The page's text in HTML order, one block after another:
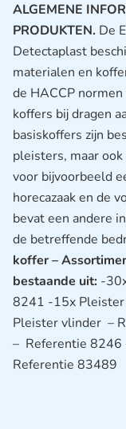
ALGEMENE
PRODUKTEN. De
Detectaplast
materialen en
de HACCP
koffers bij dragen
basiskoffers zijn
pleisters, maar
voor bijvoorbeeld
horecazaak en de
bevat een andere
de betreffende
koffer –
bestaande uit: -
8241 -15x
Pleister vlinder –
– Referentie 8246
Referentie 83489